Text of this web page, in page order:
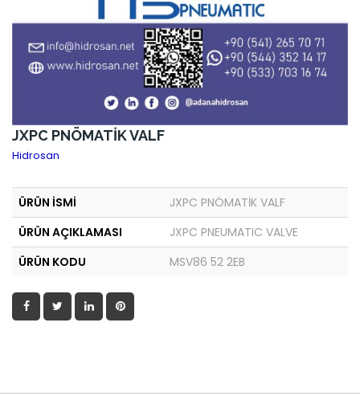
JXPC PNÖMATİK VALF
Hidrosan
ÜRÜN İSMİ
JXPC PNÖMATİK VALF
ÜRÜN AÇIKLAMASI
JXPC PNEUMATIC VALVE
ÜRÜN KODU
MSV86 52 2EB